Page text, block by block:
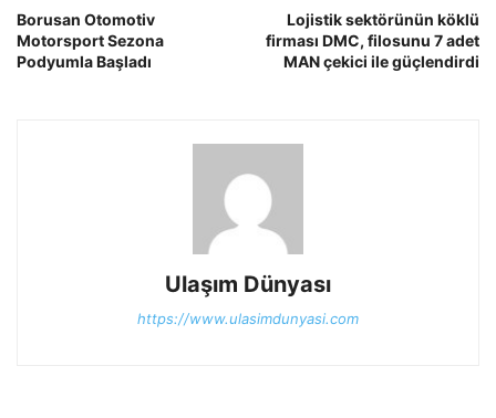
Borusan Otomotiv
Motorsport Sezona
Podyumla Başladı
Lojistik sektörünün köklü
firması DMC, filosunu 7 adet
MAN çekici ile güçlendirdi
Ulaşım Dünyası
https://www.ulasimdunyasi.com